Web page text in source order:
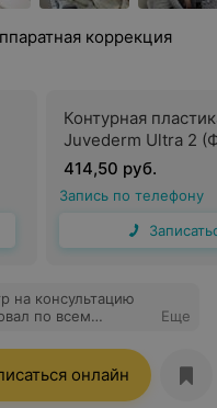
коррекция
Контурная
Juvederm Ultra 2
414,50 руб.
Запись по телефону
на консультацию
по всем
Еще
онлайн